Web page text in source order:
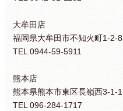
大牟田店
福岡県大牟田市不知火町1-2-8
TEL 0944-59-5911
熊本店
熊本県熊本市東区長嶺西3-1-1
TEL 096-284-1717